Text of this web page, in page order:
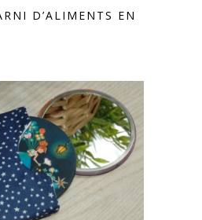
D’ALIMENTS EN